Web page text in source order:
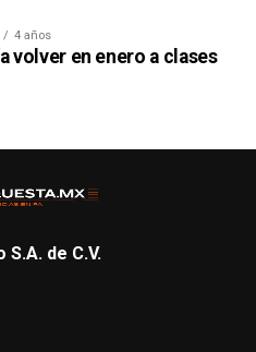
4 años
volver en enero a clases
de C.V.